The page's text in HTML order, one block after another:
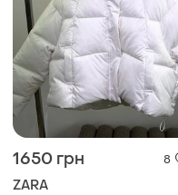
1650 грн 8
ZARA